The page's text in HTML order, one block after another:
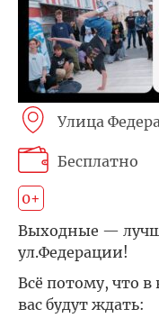
Улица
Бесплатно
0+
Выходные —
ул.Федерации!
Всё потому, что
вас будут ждать: